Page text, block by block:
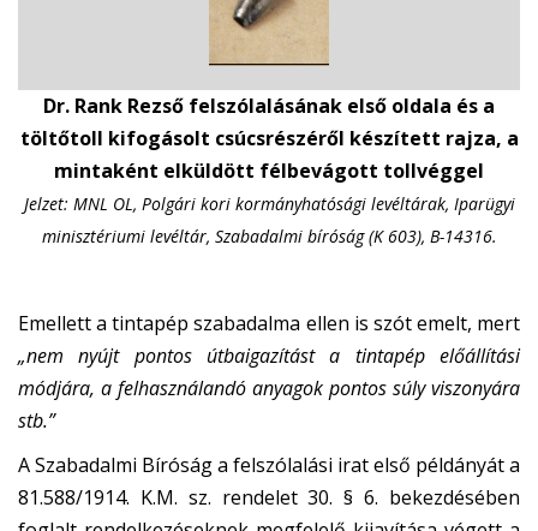
Dr. Rank Rezső felszólalásának első oldala és a
töltőtoll kifogásolt csúcsrészéről készített rajza, a
mintaként elküldött félbevágott tollvéggel
Jelzet: MNL OL, Polgári kori kormányhatósági levéltárak, Iparügyi
minisztériumi levéltár, Szabadalmi bíróság (K 603), B-14316.
Emellett a tintapép szabadalma ellen is szót emelt, mert
„nem nyújt pontos útbaigazítást a tintapép előállítási
módjára, a felhasználandó anyagok pontos súly viszonyára
stb.”
A Szabadalmi Bíróság a felszólalási irat első példányát a
81.588/1914. K.M. sz. rendelet 30. § 6. bekezdésében